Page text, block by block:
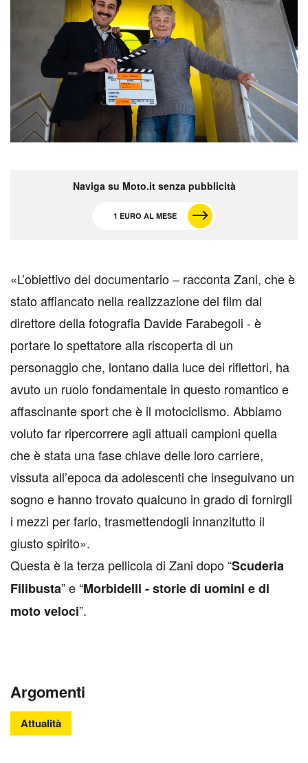
Naviga su Moto.it senza pubblicità
1 EURO AL MESE
«L’obiettivo del documentario – racconta Zani, che è
stato affiancato nella realizzazione del film dal
direttore della fotografia Davide Farabegoli - è
portare lo spettatore alla riscoperta di un
personaggio che, lontano dalla luce dei riflettori, ha
avuto un ruolo fondamentale in questo romantico e
affascinante sport che è il motociclismo. Abbiamo
voluto far ripercorrere agli attuali campioni quella
che è stata una fase chiave delle loro carriere,
vissuta all’epoca da adolescenti che inseguivano un
sogno e hanno trovato qualcuno in grado di fornirgli
i mezzi per farlo, trasmettendogli innanzitutto il
giusto spirito».
Questa è la terza pellicola di Zani dopo “Scuderia
Filibusta” e “Morbidelli - storie di uomini e di
moto veloci”.
Argomenti
Attualità